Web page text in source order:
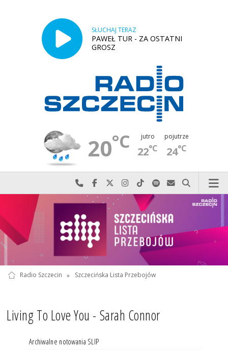
SŁUCHAJ TERAZ
PAWEŁ TUR - ZA OSTATNI
GROSZ
20°C jutro
22°C
pojutrze
24°C
Najlepiej po prostu do nas zadzwoń
Odwiedź nas na Facebook-u
Odwiedź nas na X
Odwiedź nas na Instagram-ie
Odwiedź nas na TikTok-u
Szukaj nas na Spotify
Wyślij do nas
Szukaj
Radio Szczecin » Szczecińska Lista Przebojów
Living To Love You - Sarah Connor
Archiwalne notowania SLIP